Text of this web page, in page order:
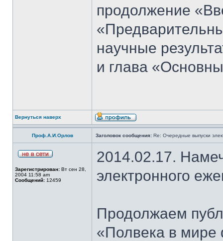
продолжение
научные
и глава
Вернуться наверх
Проф.А.И.Орлов Заголовок сообщения: Re: Очередные выпуски
Зарегистрирован: Вт сен 28,
2004 11:58 am
Сообщений: 12459
2014.02.17.
электронного
Продолжаем
«Полвека в мире